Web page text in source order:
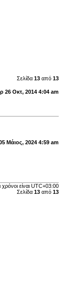
Σελίδα 13από 13
26 Οκτ, 2014 4:04 am
Μάιος, 2024 4:59 am
είναι UTC+03:00
Σελίδα 13από 13